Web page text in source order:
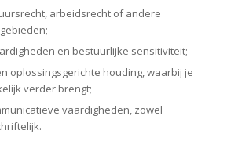
arbeidsrecht of andere
en bestuurlijke sensitiviteit;
oplossingsgerichte houding, waarbij je
verder brengt;
vaardigheden, zowel